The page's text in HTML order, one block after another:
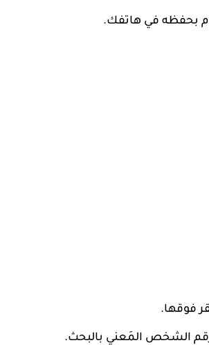
بحفظه في هاتفك.
فوقها.
الشخص المَعني بالبحث.